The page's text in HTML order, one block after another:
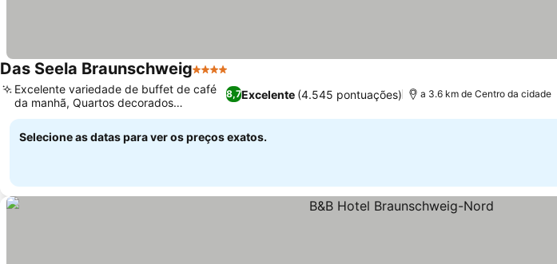
Das Seela Braunschweig4 Estrelas
8,7Excelente (4.545 pontuações)
Excelente variedade de buffet de café
da manhã, Quartos decorados
individualmente
a 3.6 km de Centro da cidade
Selecione as datas para ver os preços exatos.